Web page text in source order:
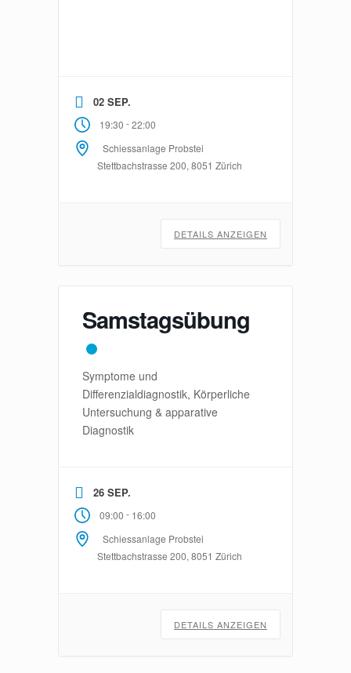
02 SEP.
19:30 -22:00
Schiessanlage Probstei
Stettbachstrasse 200, 8051 Zürich
DETAILS ANZEIGEN
Samstagsübung
Symptome und
Differenzialdiagnostik, Körperliche
Untersuchung & apparative
Diagnostik
26 SEP.
09:00 - 16:00
Schiessanlage Probstei
Stettbachstrasse 200, 8051 Zürich
DETAILS ANZEIGEN